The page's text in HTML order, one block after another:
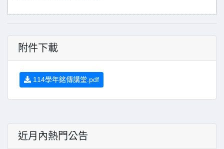
附件下載
114學年銘傳講堂.pdf
近月內熱門公告